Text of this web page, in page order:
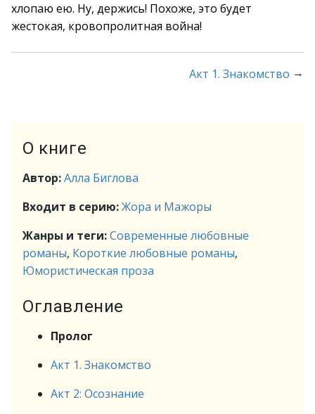
хлопаю ею. Ну, держись! Похоже, это будет
жестокая, кровопролитная война!
Акт 1. Знакомство →
О книге
Автор:Алла Биглова
Входит в серию:Жора и Мажоры
Жанры и теги:Современные любовные
романы, Короткие любовные романы,
Юмористическая проза
Оглавление
Пролог
Акт 1. Знакомство
Акт 2: Осознание